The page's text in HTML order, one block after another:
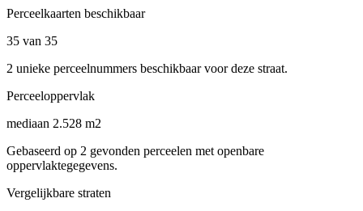
Perceelkaarten beschikbaar
35 van 35
2 unieke perceelnummers beschikbaar voor deze straat.
Perceeloppervlak
mediaan 2.528 m2
Gebaseerd op 2 gevonden perceelen met openbare
oppervlaktegegevens.
Vergelijkbare straten